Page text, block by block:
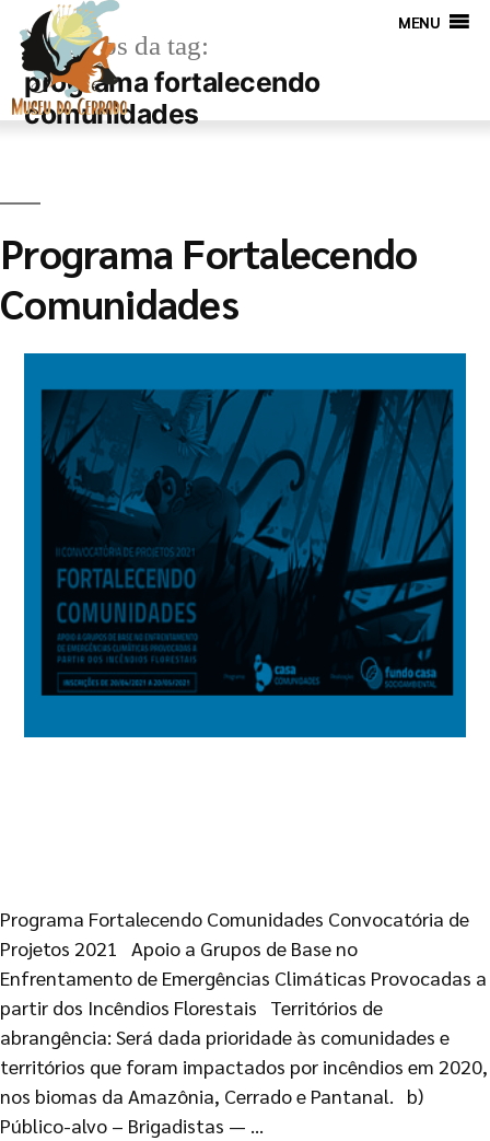
MENU
Arquivos da tag:
programa fortalecendo
comunidades
Programa Fortalecendo
Comunidades
Programa Fortalecendo Comunidades Convocatória de
Projetos 2021 Apoio a Grupos de Base no
Enfrentamento de Emergências Climáticas Provocadas a
partir dos Incêndios Florestais Territórios de
abrangência: Será dada prioridade às comunidades e
territórios que foram impactados por incêndios em 2020,
nos biomas da Amazônia, Cerrado e Pantanal. b)
Público-alvo – Brigadistas — …